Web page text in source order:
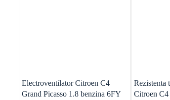
Electroventilator Citroen C4
Grand Picasso 1.8 benzina 6FY
Rezistenta
Citroen C4